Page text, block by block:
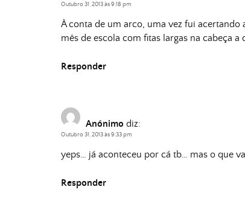
Outubro 31, 2013 às 9:18 pm
À conta de um arco, uma vez fui
mês de escola com fitas largas na cabeça a
Responder
Anónimo diz:
Outubro 31, 2013 às 9:33 pm
yeps… já aconteceu por cá tb… mas o que
Responder